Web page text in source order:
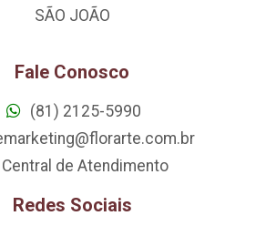
SÃO JOÃO
Fale Conosco
(81) 2125-5990
Central de Atendimento
Redes Sociais